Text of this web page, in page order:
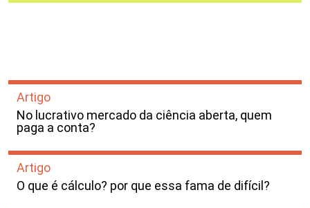
Artigo
No lucrativo mercado da ciência aberta, quem
paga a conta?
Artigo
O que é cálculo? por que essa fama de difícil?